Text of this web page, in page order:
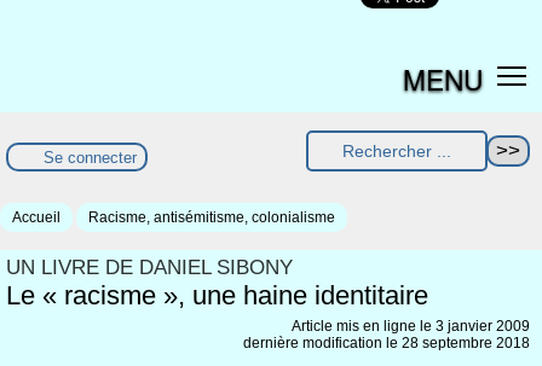
MENU
Se connecter
Accueil Racisme, antisémitisme, colonialisme
UN LIVRE DE DANIEL SIBONY
Le « racisme », une haine identitaire
Article mis en ligne le 3 janvier 2009
dernière modification le 28 septembre 2018